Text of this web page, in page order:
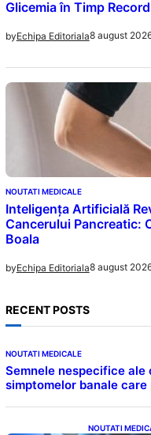
Glicemia în Timp Record
byEchipa Editoriala8 august
NOUTATI MEDICALE
Inteligența Artificială
Cancerului Pancreatic:
Boala
byEchipa Editoriala8 august
RECENT POSTS
NOUTATI MEDICALE
Semnele nespecifice
simptomelor banale
NOUTATI